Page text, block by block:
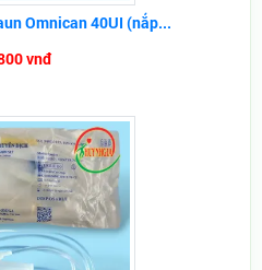
Omnican 40UI (nắp...
vnđ